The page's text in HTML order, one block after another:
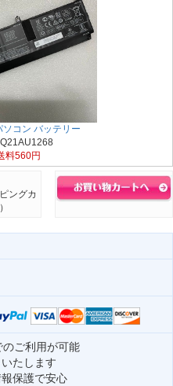
コン バッテリー
料560円
ングカ
ご利用が可能
たします
保護で安心